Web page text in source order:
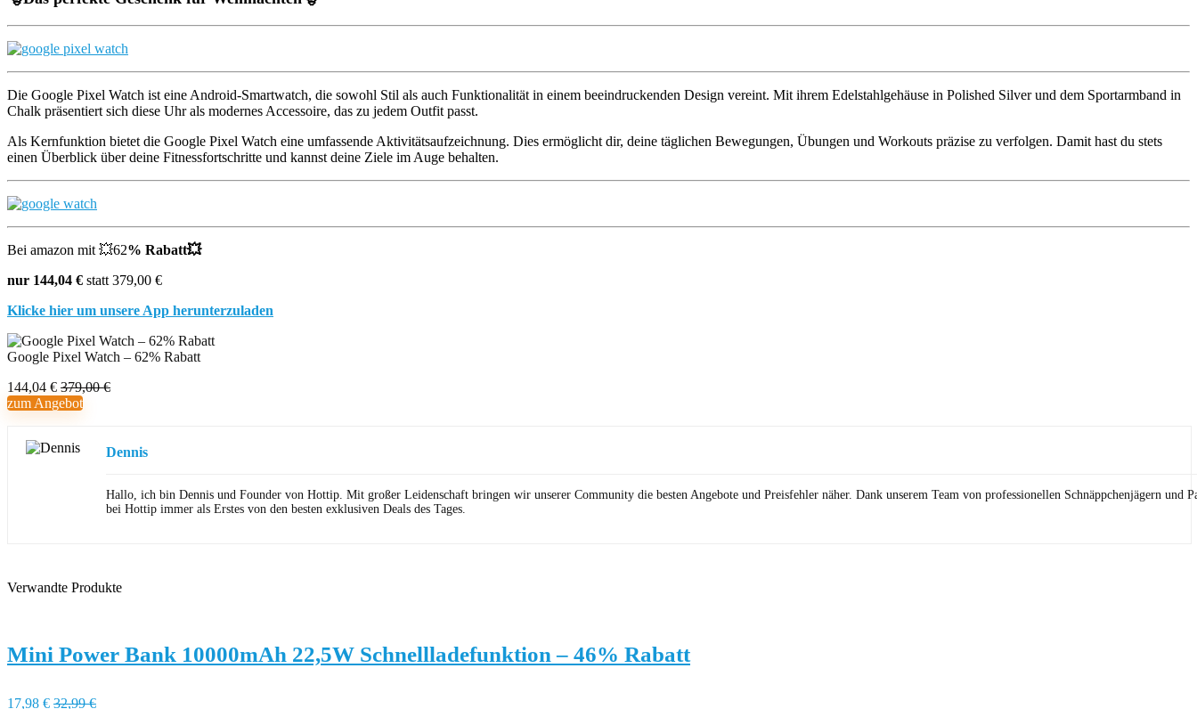
Die Google Pixel Watch ist eine Android-Smartwatch, die sowohl Stil als auch Funktionalität in einem beeindruckenden Design vereint. Mit ihrem Edelstahlgehäuse in Polished Silver und dem Sportarmband in
Chalk präsentiert sich diese Uhr als modernes Accessoire, das zu jedem Outfit passt.
Als Kernfunktion bietet die Google Pixel Watch eine umfassende Aktivitätsaufzeichnung. Dies ermöglicht dir, deine täglichen Bewegungen, Übungen und Workouts präzise zu verfolgen. Damit hast du stets
einen Überblick über deine Fitnessfortschritte und kannst deine Ziele im Auge behalten.
Bei amazon mit 💥62% Rabatt💥
nur 144,04 € statt 379,00 €
Klicke hier um unsere App herunterzuladen
Google Pixel Watch – 62% Rabatt
144,04 € 379,00 €
zum Angebot
Dennis
Hallo, ich bin Dennis und Founder von Hottip. Mit großer Leidenschaft bringen wir unserer Community die besten Angebote und Preisfehler näher. Dank unserem Team von professionellen Schnäppchenjägern und
bei Hottip immer als Erstes von den besten exklusiven Deals des Tages.
Verwandte Produkte
Mini Power Bank 10000mAh 22,5W Schnellladefunktion – 46% Rabatt
17,98 € 32,99 €